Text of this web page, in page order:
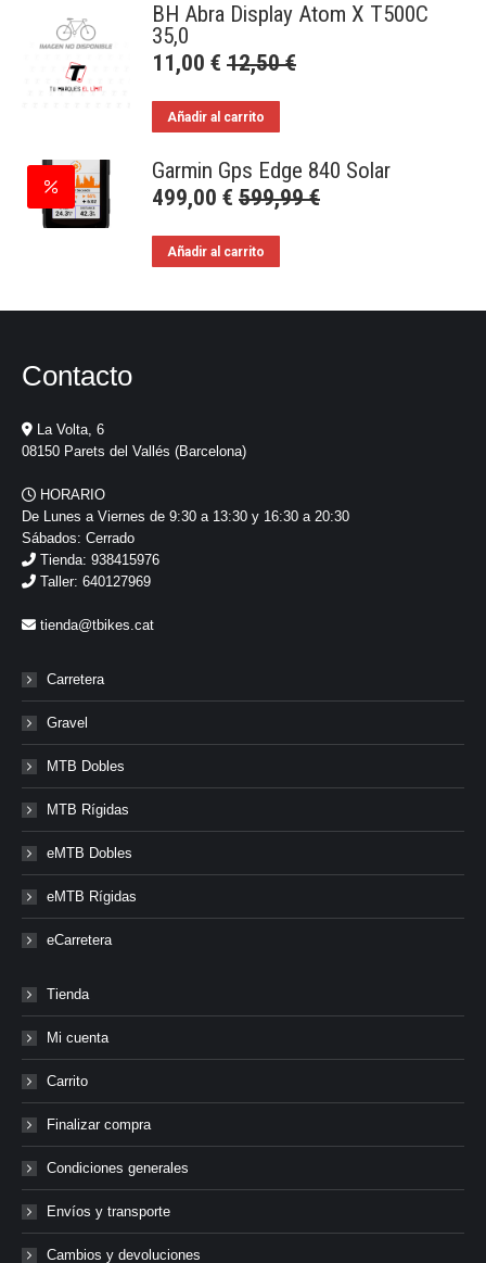
BH Abra Display Atom X T500C
35,0
11,00 € 12,50€
Añadir al carrito
Garmin Gps Edge 840 Solar
499,00 € 599,99€
Añadir al carrito
Contacto
La Volta, 6
08150 Parets del Vallés (Barcelona)
HORARIO
De Lunes a Viernes de 9:30 a 13:30 y 16:30 a 20:30
Sábados: Cerrado
Tienda: 938415976
Taller: 640127969
tienda@tbikes.cat
Carretera
Gravel
MTB Dobles
MTB Rígidas
eMTB Dobles
eMTB Rígidas
eCarretera
Tienda
Mi cuenta
Carrito
Finalizar compra
Condiciones generales
Envíos y transporte
Cambios y devoluciones